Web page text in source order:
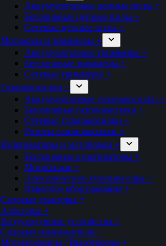
Аккумуляторные цепные пилы +
Бензиновые цепные пилы +
Сетевые цепные пилы +
Мотокосы и триммеры +
Аккумуляторные триммеры +
Бензиновые триммеры +
Сетевые триммеры +
Газонокосилки +
Аккумуляторные газонокосилки +
Бензиновые газонокосилки +
Сетевые газонокосилки +
Рототы газонокосилки +
Культиваторы и мотоблоки +
Бензиновые культиваторы +
Мотоблоки +
Электрические культиваторы +
Навесное оборудование +
Садовые тракторы +
Аэраторы +
Воздуходувные устройства +
Садовые измельчители +
Мотоножницы / Высоторезы +